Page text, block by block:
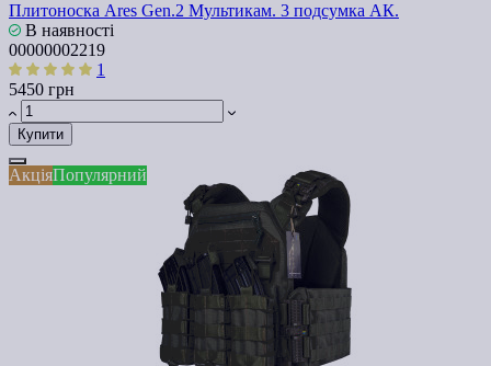
Плитоноска Ares Gen.2 Мультикам. 3 подсумка АК.
В наявності
00000002219
1
5450 грн
Купити
АкціяПопулярний